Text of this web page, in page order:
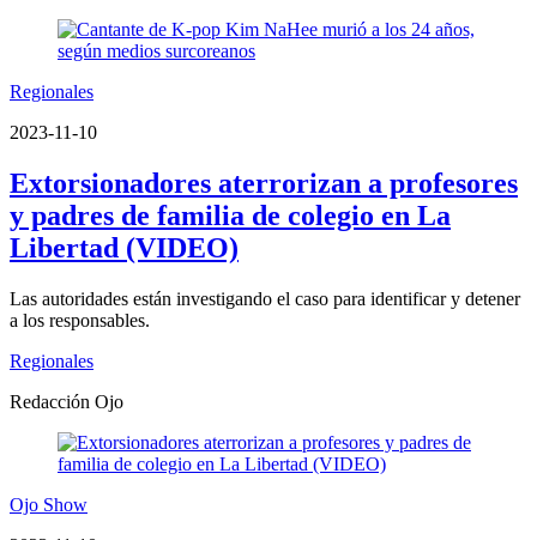
Regionales
2023-11-10
Extorsionadores aterrorizan a profesores
y padres de familia de colegio en La
Libertad (VIDEO)
Las autoridades están investigando el caso para identificar y detener
a los responsables.
Regionales
Redacción Ojo
Ojo Show